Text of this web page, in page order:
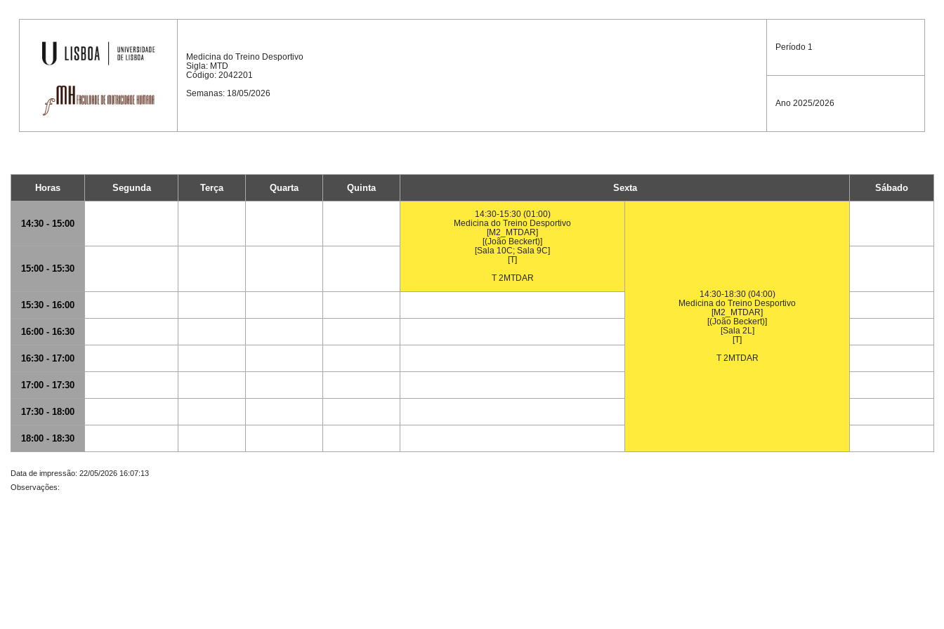
Medicina do Treino Desportivo
Sigla: MTD
Código: 2042201
Semanas: 18/05/2026
Período 1
Ano 2025/2026
Horas Segunda Terça Quarta Quinta Sexta Sábado
14:30 - 15:00
14:30-15:30 (01:00)
Medicina do Treino Desportivo
[M2_MTDAR]
[(João Beckert)]
[Sala 10C; Sala 9C]
[T]
T 2MTDAR
14:30-18:30 (04:00)
Medicina do Treino Desportivo
[M2_MTDAR]
[(João Beckert)]
[Sala 2L]
[T]
T 2MTDAR
15:00 - 15:30
15:30 - 16:00
16:00 - 16:30
16:30 - 17:00
17:00 - 17:30
17:30 - 18:00
18:00 - 18:30
Data de impressão: 22/05/2026 16:07:13
Observações: